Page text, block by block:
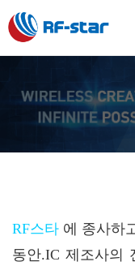
RF스타 에 종사하
동안.IC 제조사의